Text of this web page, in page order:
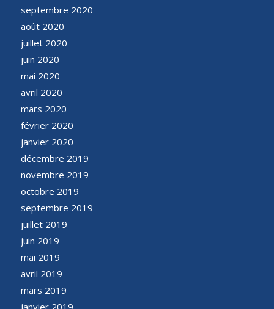
septembre 2020
août 2020
juillet 2020
juin 2020
mai 2020
avril 2020
mars 2020
février 2020
janvier 2020
décembre 2019
novembre 2019
octobre 2019
septembre 2019
juillet 2019
juin 2019
mai 2019
avril 2019
mars 2019
janvier 2019